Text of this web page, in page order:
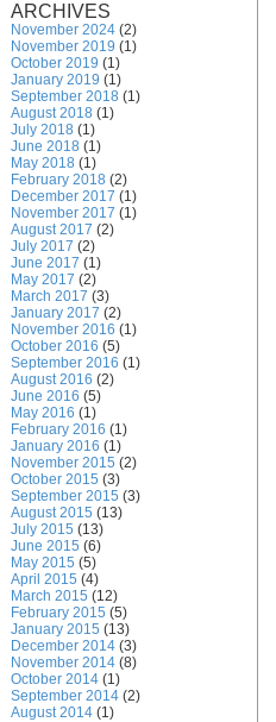
ARCHIVES
November 2024 (2)
November 2019 (1)
October 2019 (1)
January 2019 (1)
September 2018 (1)
August 2018 (1)
July 2018 (1)
June 2018 (1)
May 2018 (1)
February 2018 (2)
December 2017 (1)
November 2017 (1)
August 2017 (2)
July 2017 (2)
June 2017 (1)
May 2017 (2)
March 2017 (3)
January 2017 (2)
November 2016 (1)
October 2016 (5)
September 2016 (1)
August 2016 (2)
June 2016 (5)
May 2016 (1)
February 2016 (1)
January 2016 (1)
November 2015 (2)
October 2015 (3)
September 2015 (3)
August 2015 (13)
July 2015 (13)
June 2015 (6)
May 2015 (5)
April 2015 (4)
March 2015 (12)
February 2015 (5)
January 2015 (13)
December 2014 (3)
November 2014 (8)
October 2014 (1)
September 2014 (2)
August 2014 (1)